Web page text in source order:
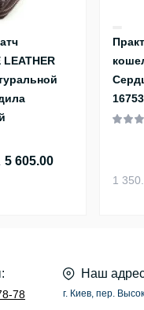
LEATHER
5 605.00
1
78
Наш
г. Киев, пер.